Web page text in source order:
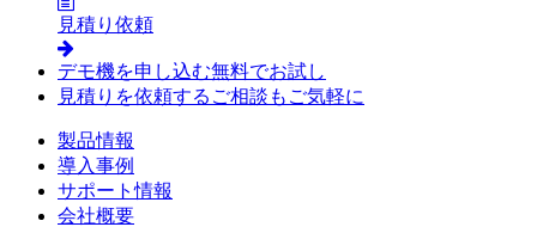
見積り依頼
デモ機を申し込む無料でお試し
見積りを依頼する ご相談もご気軽に
製品情報
導入事例
サポート情報
会社概要